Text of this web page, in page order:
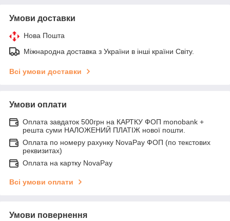
Умови доставки
Нова Пошта
Міжнародна доставка з України в інші країни Світу.
Всі умови доставки
Умови оплати
Оплата завдаток 500грн на КАРТКУ ФОП monobank +
решта суми НАЛОЖЕНИЙ ПЛАТІЖ нової пошти.
Оплата по номеру рахунку NovaPay ФОП (по текстових
реквизитах)
Оплата на картку NovaPay
Всі умови оплати
Умови повернення